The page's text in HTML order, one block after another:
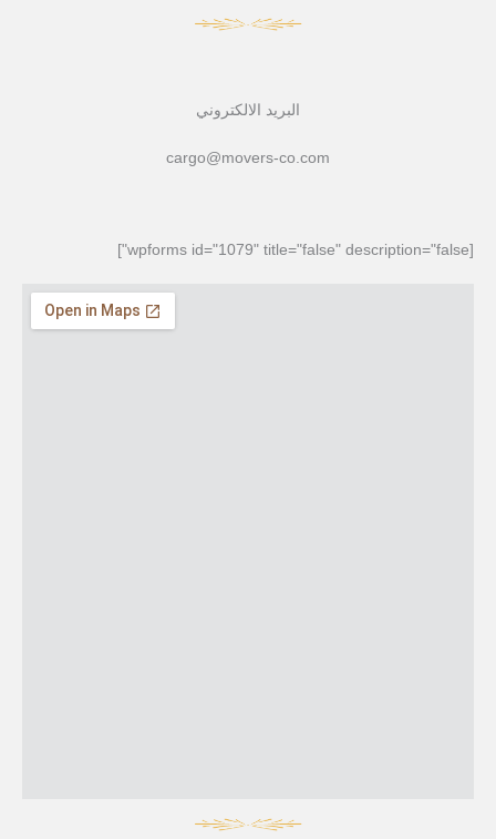
البريد الالكتروني
cargo@movers-co.com
[wpforms id="1079" title="false" description="false"]